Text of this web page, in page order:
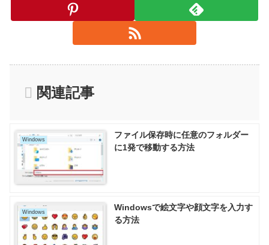
関連記事
Windows
ファイル保存時に任意のフォルダー
に1発で移動する方法
Windows
Windowsで絵文字や顔文字を入力す
る方法